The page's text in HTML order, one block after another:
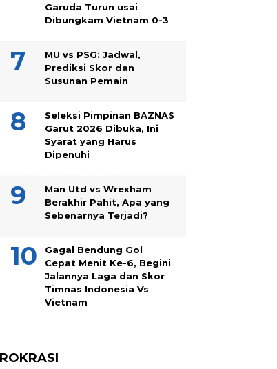
Garuda Turun usai
Dibungkam Vietnam 0-3
MU vs PSG: Jadwal,
Prediksi Skor dan
Susunan Pemain
Seleksi Pimpinan BAZNAS
Garut 2026 Dibuka, Ini
Syarat yang Harus
Dipenuhi
Man Utd vs Wrexham
Berakhir Pahit, Apa yang
Sebenarnya Terjadi?
Gagal Bendung Gol
Cepat Menit Ke-6, Begini
Jalannya Laga dan Skor
Timnas Indonesia Vs
Vietnam